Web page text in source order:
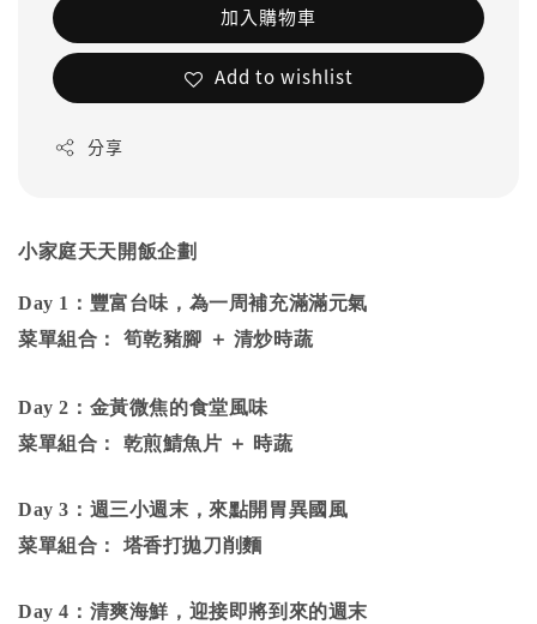
加入購物車
Add to wishlist
分享
小家庭天天開飯企劃
Day 1 ：豐富台味，為一周補充滿滿元氣
菜單組合： 筍乾豬腳 ＋ 清炒時蔬
Day 2 ：金黃微焦的食堂風味
菜單組合： 乾煎鯖魚片 ＋ 時蔬
Day 3 ：週三小週末，來點開胃異國風
菜單組合： 塔香打拋刀削麵
Day 4 ：清爽海鮮，迎接即將到來的週末